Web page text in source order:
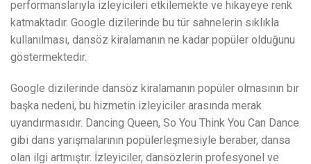
performanslarıyla izleyicileri etkilemekte ve hikayeye renk
katmaktadır. Google dizilerinde bu tür sahnelerin sıklıkla
kullanılması, dansöz kiralamanın ne kadar popüler olduğunu
göstermektedir.
Google dizilerinde dansöz kiralamanın popüler olmasının bir
başka nedeni, bu hizmetin izleyiciler arasında merak
uyandırmasıdır. Dancing Queen, So You Think You Can Dance
gibi dans yarışmalarının popülerleşmesiyle beraber, dansa
olan ilgi artmıştır. İzleyiciler, dansözlerin profesyonel ve